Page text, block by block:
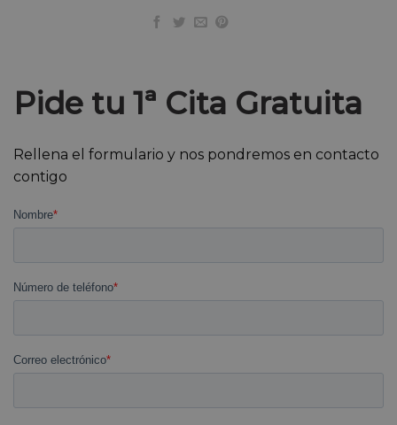
Pide tu 1ª Cita Gratuita
Rellena el formulario y nos pondremos en contacto
contigo